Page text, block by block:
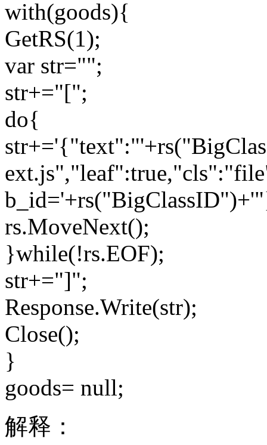
with(goods){
GetRS(1);
var str="";
str+="[";
do{
rs.MoveNext();
}while(!rs.EOF);
str+="]";
Response.Write(str);
Close();
}
goods= null;
解释：